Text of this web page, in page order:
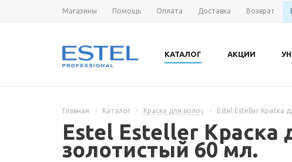
Магазины Помощь Оплата Доставка Возврат
КАТАЛОГ АКЦИИ
Главная - Каталог - Краска для волос - Estel Esteller Краска
Estel Esteller Краска
золотистый 60 мл.